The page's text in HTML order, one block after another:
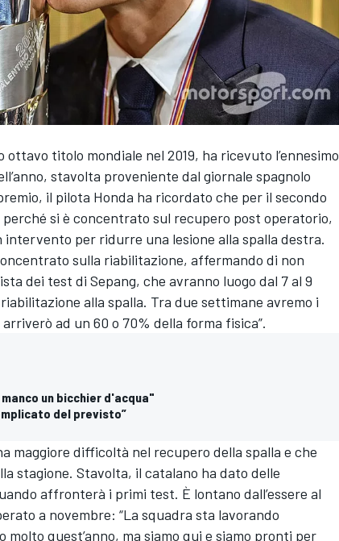
titolo mondiale nel 2019, ha ricevuto l’ennesimo
stavolta proveniente dal giornale spagnolo
il pilota Honda ha ricordato che per il secondo
si è concentrato sul recupero post operatorio,
per ridurre una lesione alla spalla destra.
sulla riabilitazione, affermando di non
dei test di Sepang, che avranno luogo dal 7 al 9
alla spalla. Tra due settimane avremo i
ad un 60 o 70% della forma fisica”.
un bicchier d'acqua"
del previsto”
maggiore difficoltà nel recupero della spalla e che
stagione. Stavolta, il catalano ha dato delle
affronterà i primi test. È lontano dall’essere al
a novembre: “La squadra sta lavorando
quest’anno, ma siamo qui e siamo pronti per